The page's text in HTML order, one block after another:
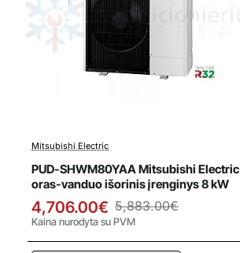
Išpardavimas
Mitsubishi Electric
PUD-SHWM80YAA Mitsubishi Electric
oras-vanduo išorinis įrenginys 8 kW
4,706.00€ 5,883.00€
Kaina nurodyta su PVM